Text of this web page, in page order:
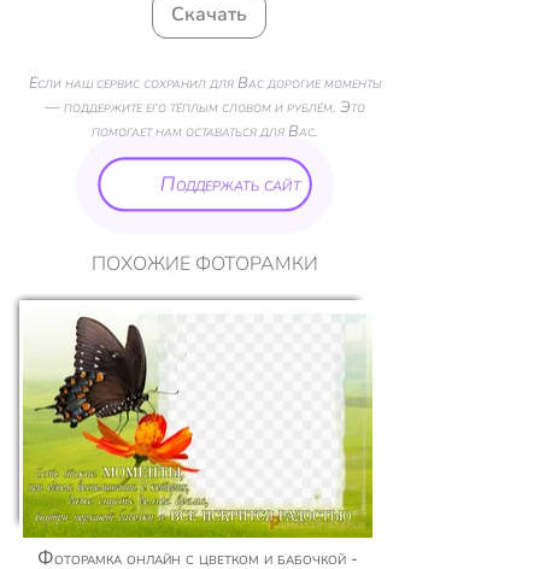
Скачать
Если наш сервис сохранил для Вас дорогие моменты
— поддержите его тёплым словом и рублём. Это
помогает нам оставаться для Вас.
Поддержать сайт
ПОХОЖИЕ ФОТОРАМКИ
Фоторамка онлайн с цветком и бабочкой -